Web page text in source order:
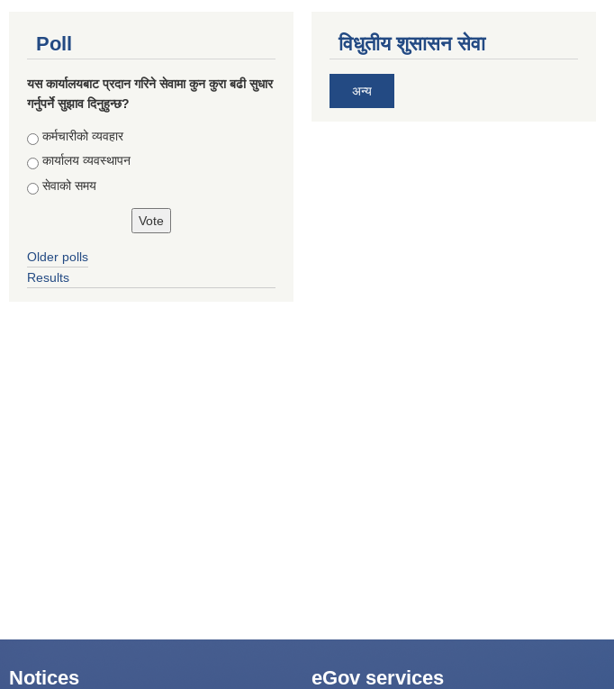
Poll
यस कार्यालयबाट प्रदान गरिने सेवामा कुन कुरा बढी सुधार
गर्नुपर्ने सुझाव दिनुहुन्छ?
Choices
कर्मचारीको व्यवहार
कार्यालय व्यवस्थापन
सेवाको समय
Older polls
Results
विधुतीय शुसासन सेवा
अन्य
Notices eGov services